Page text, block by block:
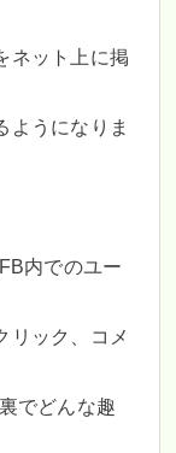
ネット上に掲
ようになりま
内でのユー
リック、コメ
でどんな趣